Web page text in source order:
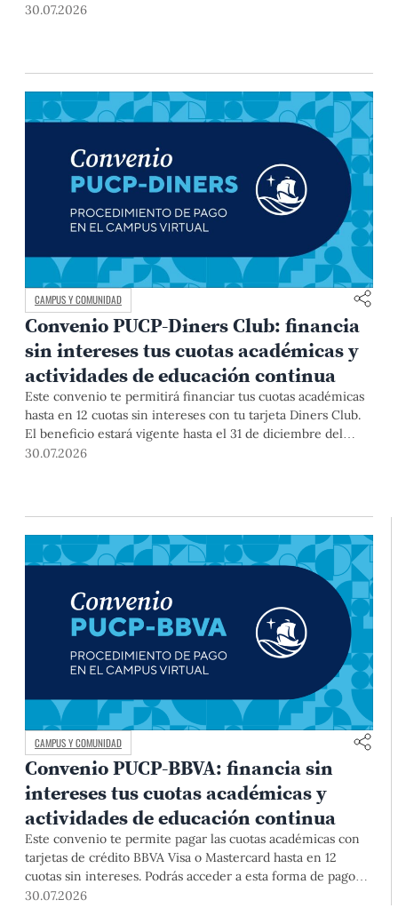
hasta el 31 de diciembre de 2026, y aplica para pagos de
30.07.2026
CAMPUS Y COMUNIDAD
Convenio PUCP-Diners Club: financia
sin intereses tus cuotas académicas y
actividades de educación continua
Este convenio te permitirá financiar tus cuotas académicas
hasta en 12 cuotas sin intereses con tu tarjeta Diners Club.
El beneficio estará vigente hasta el 31 de diciembre del
2026 para pregrado y posgrado, así como para deudas de
30.07.2026
CAMPUS Y COMUNIDAD
Convenio PUCP-BBVA: financia sin
intereses tus cuotas académicas y
actividades de educación continua
Este convenio te permite pagar las cuotas académicas con
tarjetas de crédito BBVA Visa o Mastercard hasta en 12
cuotas sin intereses. Podrás acceder a esta forma de pago
hasta el 31 de diciembre del 2026 para pregrado y posgrado,
30.07.2026